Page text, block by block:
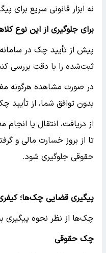
نه ابزار قانونی سریع برای
برای جلوگیری از این نوع
پیش از تأیید چک در
ثبت‌شده را با دقت بررسی
در صورت مشاهده هرگونه
بدون توافق شما، از تأیید
از دریافت، انتقال یا
تا از بروز خسارت مالی و
حقوقی جلوگیری شود.
پیگیری قضایی چک‌ها؛
چک‌ها از نظر نحوه پیگیری
چک حقوقی